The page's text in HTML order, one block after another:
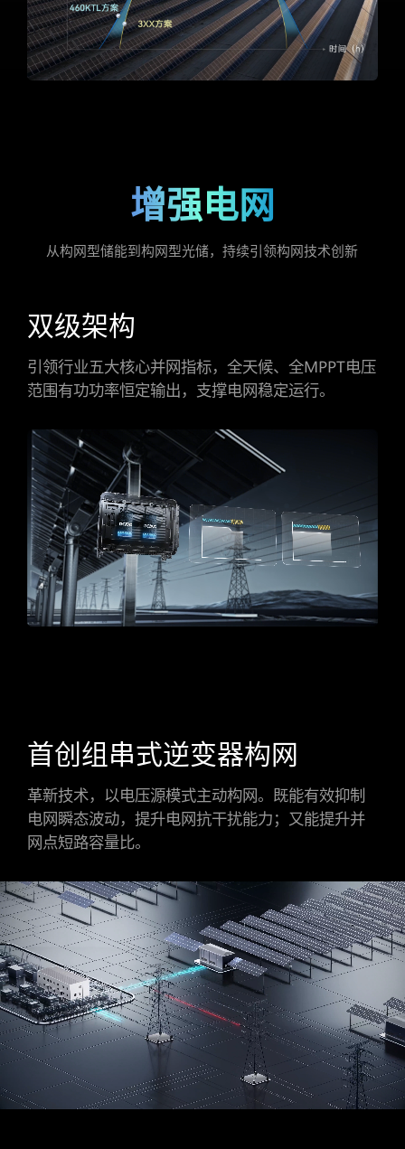
增强电网
从构网型储能到构网型光储，持续引领构网技术创新
双级架构
引领行业五大核心并网指标，全天候、全MPPT电压
范围有功功率恒定输出， 支撑电网稳定运行。
首创组串式逆变器构网
革新技术，以电压源模式主动构网。既能有效抑制
电网瞬态波动，提升电网抗干扰能力；又能提升并
网点短路容量比。